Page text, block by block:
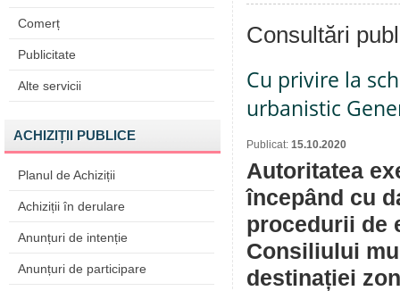
Comerț
Publicitate
Alte servicii
ACHIZIȚII PUBLICE
Planul de Achiziții
Achiziții în derulare
Anunțuri de intenție
Anunțuri de participare
Consultări
Cu privire la
urbanistic
Publicat: 15.10.2020
Autoritatea
începând cu
procedurii de
Consiliului
destinației